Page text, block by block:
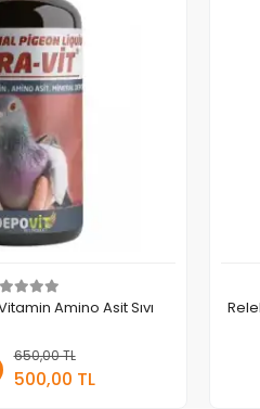
Amino Asit Sıvı
650,00 TL
500,00 TL
Sepete Ekle